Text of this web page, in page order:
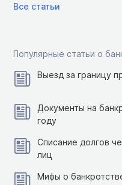
Все статьи
Популярные статьи о
Выезд за границу
Документы на
году
Списание долгов
лиц
Мифы о